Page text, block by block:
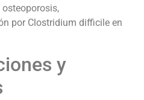
por Clostridium difficile en
y